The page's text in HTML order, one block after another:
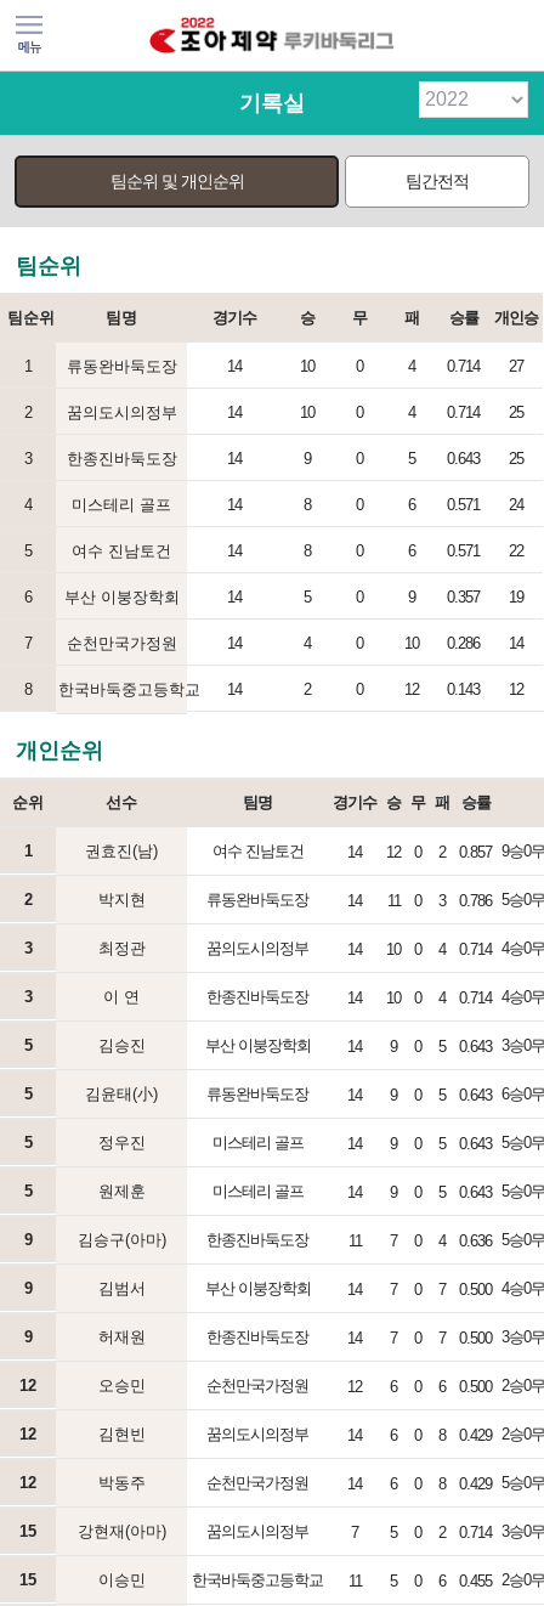
기록실
팀순위 및 개인순위 팀간전적
팀순위
팀순위 팀명 경기수 승 무 패 승률 개인승
1 류동완바둑도장 14 10 0 4 0.714 27
2 꿈의도시의정부 14 10 0 4 0.714 25
3 한종진바둑도장 14 9 0 5 0.643 25
4 미스테리 골프 14 8 0 6 0.571 24
5 여수 진남토건 14 8 0 6 0.571 22
6 부산 이붕장학회 14 5 0 9 0.357 19
7 순천만국가정원 14 4 0 10 0.286 14
8 한국바둑중고등학교 14 2 0 12 0.143 12
개인순위
순위 선수 팀명 경기수 승 무 패 승률
1 권효진(남) 여수 진남토건 14 12 0 2 0.857 9승0
2 박지현 류동완바둑도장 14 11 0 3 0.786 5승0
3 최정관 꿈의도시의정부 14 10 0 4 0.714 4승0
3 이 연 한종진바둑도장 14 10 0 4 0.714 4승0
5 김승진 부산 이붕장학회 14 9 0 5 0.643 3승0
5 김윤태(小) 류동완바둑도장 14 9 0 5 0.643 6승0
5 정우진 미스테리 골프 14 9 0 5 0.643 5승0
5 원제훈 미스테리 골프 14 9 0 5 0.643 5승0
9 김승구(아마) 한종진바둑도장 11 7 0 4 0.636 5승0
9 김범서 부산 이붕장학회 14 7 0 7 0.500 4승0
9 허재원 한종진바둑도장 14 7 0 7 0.500 3승0
12 오승민 순천만국가정원 12 6 0 6 0.500 2승0
12 김현빈 꿈의도시의정부 14 6 0 8 0.429 2승0
12 박동주 순천만국가정원 14 6 0 8 0.429 5승0
15 강현재(아마) 꿈의도시의정부 7 5 0 2 0.714 3승0
15 이승민 한국바둑중고등학교 11 5 0 6 0.455 2승0